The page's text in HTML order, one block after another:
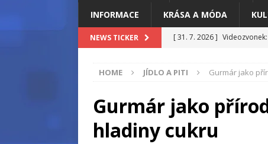
INFORMACE KRÁSA A MÓDA
NEWS TICKER [ 31. 7. 2026 ]
[ 8. 7. 2026 ] Goodgame
[ 7. 7. 2026 ]
Proč outfit
[ 3. 7. 2026 ]
Teplo v
HOME JÍDLO A PITI Gurmár jako
Gurmár jako
hladiny cukru